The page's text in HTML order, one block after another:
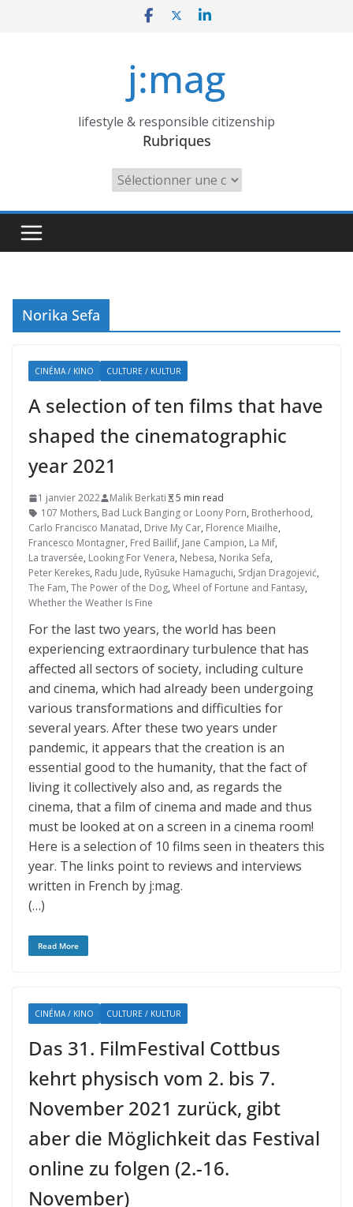
j:mag
lifestyle & responsible citizenship
Rubriques
Rubriques
Norika Sefa
CINÉMA / KINO CULTURE / KULTUR
A selection of ten films that have
shaped the cinematographic
year 2021
1 janvier 2022 Malik Berkati
5 min read
107 Mothers, Bad Luck Banging or Loony Porn, Brotherhood,
Carlo Francisco Manatad, Drive My Car, Florence Miailhe,
Francesco Montagner, Fred Baillif, Jane Campion, La Mif,
La traversée, Looking For Venera, Nebesa, Norika Sefa,
Peter Kerekes, Radu Jude, Ryūsuke Hamaguchi, Srdjan Dragojević,
The Fam, The Power of the Dog, Wheel of Fortune and Fantasy,
Whether the Weather Is Fine
For the last two years, the world has been
experiencing extraordinary turbulence that has
affected all sectors of society, including culture
and cinema, which had already been undergoing
various transformations and difficulties for
several years. After these two years under
pandemic, it appears that the creation is an
essential good to the humanity, that the fact of
living it collectively also and, as regards the
cinema, that a film of cinema and made and thus
must be looked at on a screen in a cinema room!
Here is a selection of 10 films seen in theaters this
year. The links point to reviews and interviews
written in French by j:mag.
(…)
Read More
CINÉMA / KINO CULTURE / KULTUR
Das 31. FilmFestival Cottbus
kehrt physisch vom 2. bis 7.
November 2021 zurück, gibt
aber die Möglichkeit das Festival
online zu folgen (2.-16.
November)